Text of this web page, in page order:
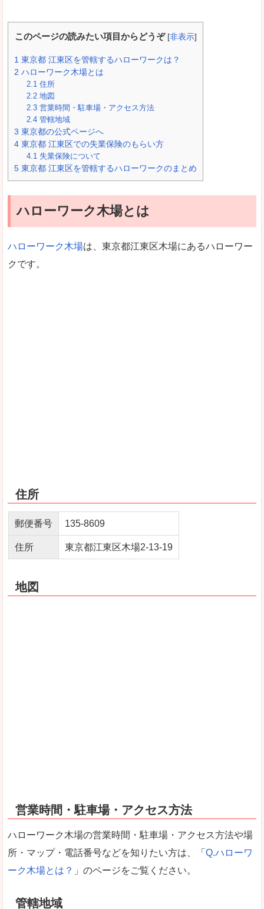
このページの読みたい項目からどうぞ [非表示]
1 東京都 江東区を管轄するハローワークは？
2 ハローワーク木場とは
2.1 住所
2.2 地図
2.3 営業時間・駐車場・アクセス方法
2.4 管轄地域
3 東京都の公式ページへ
4 東京都 江東区での失業保険のもらい方
4.1 失業保険について
5 東京都 江東区を管轄するハローワークのまとめ
ハローワーク木場とは
ハローワーク木場は、東京都江東区木場にあるハローワー
クです。
住所
郵便番号 135-8609
住所 東京都江東区木場2-13-19
地図
営業時間・駐車場・アクセス方法
ハローワーク木場の営業時間・駐車場・アクセス方法や場
所・マップ・電話番号などを知りたい方は、「 Q.ハローワ
ーク木場とは？ 」のページをご覧ください。
管轄地域